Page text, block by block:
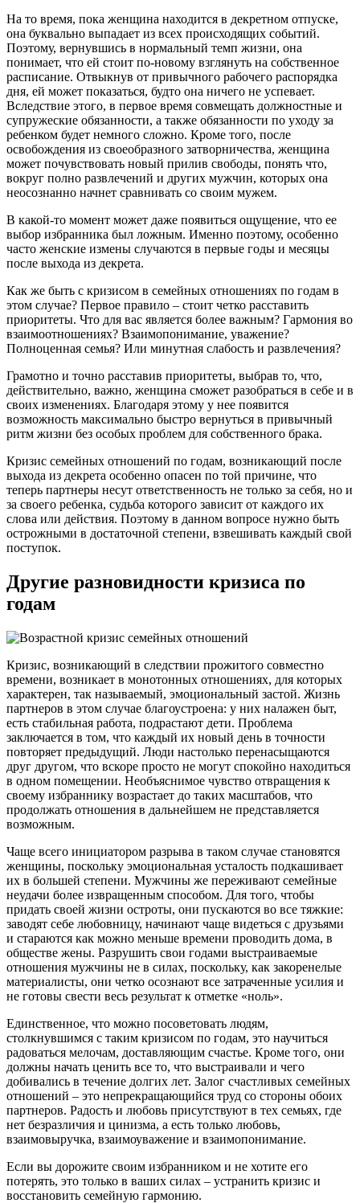
На то время, пока женщина находится в декретном отпуске,
она буквально выпадает из всех происходящих событий.
Поэтому, вернувшись в нормальный темп жизни, она
понимает, что ей стоит по-новому взглянуть на собственное
расписание. Отвыкнув от привычного рабочего распорядка
дня, ей может показаться, будто она ничего не успевает.
Вследствие этого, в первое время совмещать должностные и
супружеские обязанности, а также обязанности по уходу за
ребенком будет немного сложно. Кроме того, после
освобождения из своеобразного затворничества, женщина
может почувствовать новый прилив свободы, понять что,
вокруг полно развлечений и других мужчин, которых она
неосознанно начнет сравнивать со своим мужем.
В какой-то момент может даже появиться ощущение, что ее
выбор избранника был ложным. Именно поэтому, особенно
часто женские измены случаются в первые годы и месяцы
после выхода из декрета.
Как же быть с кризисом в семейных отношениях по годам в
этом случае? Первое правило – стоит четко расставить
приоритеты. Что для вас является более важным? Гармония во
взаимоотношениях? Взаимопонимание, уважение?
Полноценная семья? Или минутная слабость и развлечения?
Грамотно и точно расставив приоритеты, выбрав то, что,
действительно, важно, женщина сможет разобраться в себе и в
своих изменениях. Благодаря этому у нее появится
возможность максимально быстро вернуться в привычный
ритм жизни без особых проблем для собственного брака.
Кризис семейных отношений по годам, возникающий после
выхода из декрета особенно опасен по той причине, что
теперь партнеры несут ответственность не только за себя, но и
за своего ребенка, судьба которого зависит от каждого их
слова или действия. Поэтому в данном вопросе нужно быть
острожными в достаточной степени, взвешивать каждый свой
поступок.
Другие разновидности кризиса по
годам
Кризис, возникающий в следствии прожитого совместно
времени, возникает в монотонных отношениях, для которых
характерен, так называемый, эмоциональный застой. Жизнь
партнеров в этом случае благоустроена: у них налажен быт,
есть стабильная работа, подрастают дети. Проблема
заключается в том, что каждый их новый день в точности
повторяет предыдущий. Люди настолько перенасыщаются
друг другом, что вскоре просто не могут спокойно находиться
в одном помещении. Необъяснимое чувство отвращения к
своему избраннику возрастает до таких масштабов, что
продолжать отношения в дальнейшем не представляется
возможным.
Чаще всего инициатором разрыва в таком случае становятся
женщины, поскольку эмоциональная усталость подкашивает
их в большей степени. Мужчины же переживают семейные
неудачи более извращенным способом. Для того, чтобы
придать своей жизни остроты, они пускаются во все тяжкие:
заводят себе любовницу, начинают чаще видеться с друзьями
и стараются как можно меньше времени проводить дома, в
обществе жены. Разрушить свои годами выстраиваемые
отношения мужчины не в силах, поскольку, как закоренелые
материалисты, они четко осознают все затраченные усилия и
не готовы свести весь результат к отметке «ноль».
Единственное, что можно посоветовать людям,
столкнувшимся с таким кризисом по годам, это научиться
радоваться мелочам, доставляющим счастье. Кроме того, они
должны начать ценить все то, что выстраивали и чего
добивались в течение долгих лет. Залог счастливых семейных
отношений – это непрекращающийся труд со стороны обоих
партнеров. Радость и любовь присутствуют в тех семьях, где
нет безразличия и цинизма, а есть только любовь,
взаимовыручка, взаимоуважение и взаимопонимание.
Если вы дорожите своим избранником и не хотите его
потерять, это только в ваших силах – устранить кризис и
восстановить семейную гармонию.